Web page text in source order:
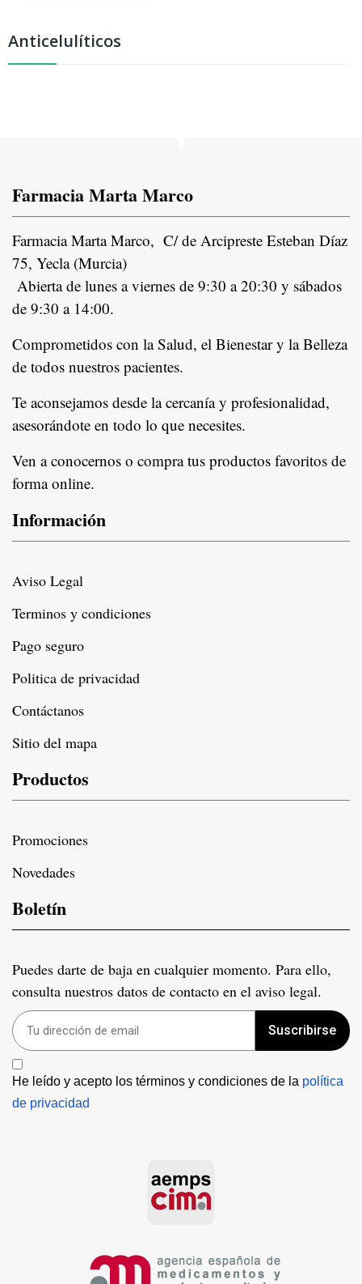
Anticelulíticos
Farmacia Marta Marco
Farmacia Marta Marco, C/ de Arcipreste Esteban Díaz
75, Yecla (Murcia)
Abierta de lunes a viernes de 9:30 a 20:30 y sábados
de 9:30 a 14:00.
Comprometidos con la Salud, el Bienestar y la Belleza
de todos nuestros pacientes.
Te aconsejamos desde la cercanía y profesionalidad,
asesorándote en todo lo que necesites.
Ven a conocernos o compra tus productos favoritos de
forma online.
Información
Aviso Legal
Terminos y condiciones
Pago seguro
Politica de privacidad
Contáctanos
Sitio del mapa
Productos
Promociones
Novedades
Boletín
Puedes darte de baja en cualquier momento. Para ello,
consulta nuestros datos de contacto en el aviso legal.
Suscribirse
He leído y acepto los términos y condiciones de la política
de privacidad